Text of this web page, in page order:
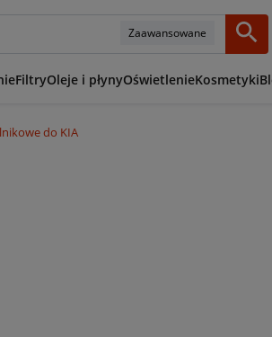
Zaawansowane
FiltryOleje i płynyOświetlenieKosmetyki
do KIA